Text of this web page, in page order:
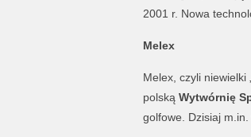
2001 r. Nowa
Melex
Melex, czyli niewielki
polską Wytwórnię
golfowe. Dzisiaj